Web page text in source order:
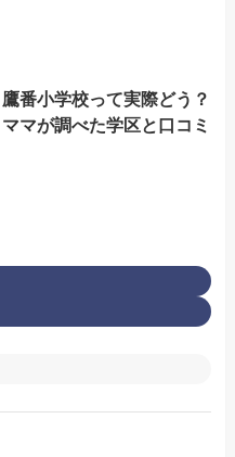
鷹番小学校って実際どう？
ママが調べた学区と口コミ